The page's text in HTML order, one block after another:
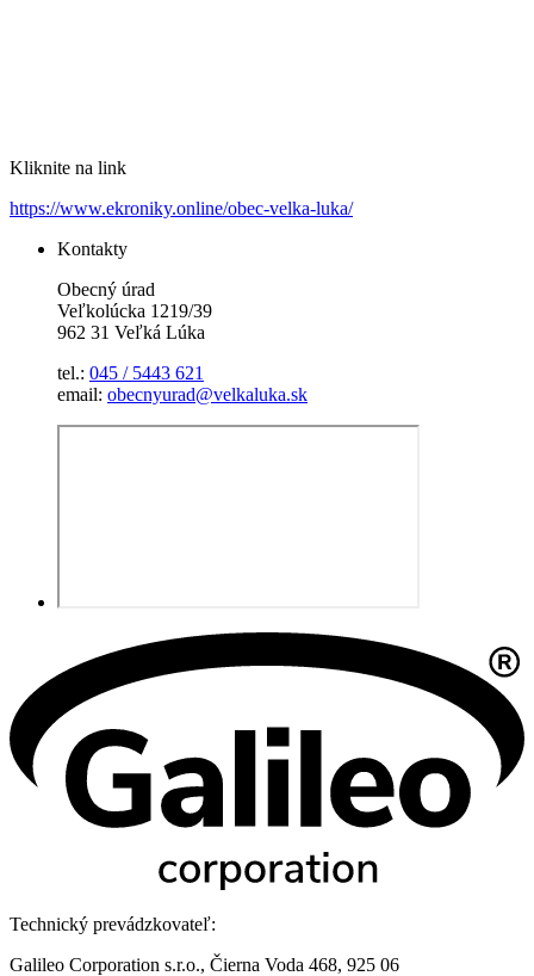
Kliknite na link
https://www.ekroniky.online/obec-velka-luka/
Kontakty
Obecný úrad
Veľkolúcka 1219/39
962 31 Veľká Lúka
tel.: 045 / 5443 621
email: obecnyurad@velkaluka.sk
Technický prevádzkovateľ:
Galileo Corporation s.r.o., Čierna Voda 468, 925 06